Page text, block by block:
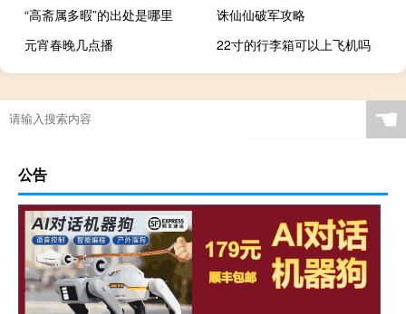
“高斋属多暇”的出处是哪里
诛仙仙破军攻略
元宵春晚几点播
22寸的行李箱可以上飞机吗
☚
公告